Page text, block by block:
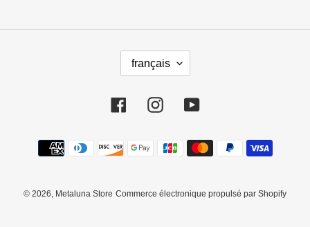
L
A
G
U
français
FacebookInstagramYouTube
Moyens
de
© 2026, Metaluna Store Commerce électronique propulsé par Shopify